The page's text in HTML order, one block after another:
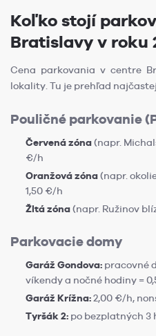
Koľko stojí
Bratislavy v roku
Cena parkovania v centre
lokality. Tu je prehľad
Pouličné parkovanie
Červená zóna(napr.
€/h
Oranžová zóna(napr.
1,50 €/h
Žltá zóna(napr. Ružinov
Parkovacie domy
Garáž Gondova: pracovné
víkendy a nočné hodiny =
Garáž Krížna:2,00 €/h,
Tyršák 2: po bezplatných 3